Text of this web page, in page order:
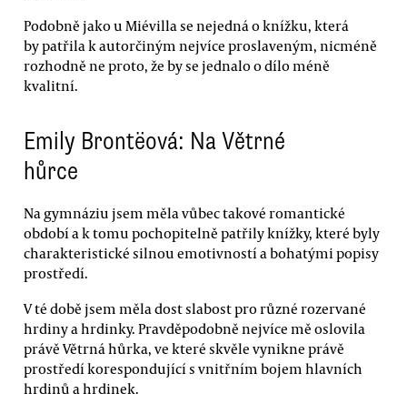
Podobně jako u Miévilla se nejedná o knížku, která
by patřila k autorčiným nejvíce proslaveným, nicméně
rozhodně ne proto, že by se jednalo o dílo méně
kvalitní.
Emily Brontëová: Na Větrné
hůrce
Na gymnáziu jsem měla vůbec takové romantické
období a k tomu pochopitelně patřily knížky, které byly
charakteristické silnou emotivností a bohatými popisy
prostředí.
V té době jsem měla dost slabost pro různé rozervané
hrdiny a hrdinky. Pravděpodobně nejvíce mě oslovila
právě Větrná hůrka, ve které skvěle vynikne právě
prostředí korespondující s vnitřním bojem hlavních
hrdinů a hrdinek.